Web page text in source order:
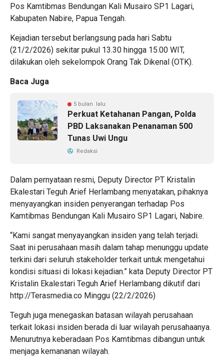
Pos Kamtibmas Bendungan Kali Musairo SP1 Lagari,
Kabupaten Nabire, Papua Tengah.
Kejadian tersebut berlangsung pada hari Sabtu
(21/2/2026) sekitar pukul 13.30 hingga 15.00 WIT,
dilakukan oleh sekelompok Orang Tak Dikenal (OTK).
Baca Juga
5 bulan lalu
Perkuat Ketahanan Pangan, Polda
PBD Laksanakan Penanaman 500
Tunas Uwi Ungu
Redaksi
Dalam pernyataan resmi, Deputy Director PT Kristalin
Ekalestari Teguh Arief Herlambang menyatakan, pihaknya
menyayangkan insiden penyerangan terhadap Pos
Kamtibmas Bendungan Kali Musairo SP1 Lagari, Nabire.
“Kami sangat menyayangkan insiden yang telah terjadi.
Saat ini perusahaan masih dalam tahap menunggu update
terkini dari seluruh stakeholder terkait untuk mengetahui
kondisi situasi di lokasi kejadian.” kata Deputy Director PT
Kristalin Ekalestari Teguh Arief Herlambang dikutif dari
http://Terasmedia.co Minggu (22/2/2026)
Teguh juga menegaskan batasan wilayah perusahaan
terkait lokasi insiden berada di luar wilayah perusahaanya.
Menurutnya keberadaan Pos Kamtibmas dibangun untuk
menjaga kemananan wilayah.